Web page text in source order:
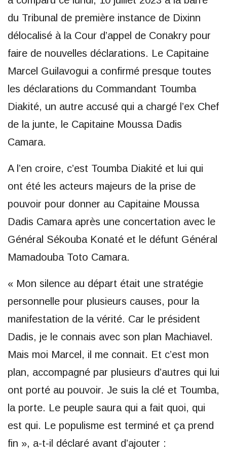
du Tribunal de première instance de Dixinn
délocalisé à la Cour d’appel de Conakry pour
faire de nouvelles déclarations. Le Capitaine
Marcel Guilavogui a confirmé presque toutes
les déclarations du Commandant Toumba
Diakité, un autre accusé qui a chargé l’ex Chef
de la junte, le Capitaine Moussa Dadis
Camara.
A l’en croire, c’est Toumba Diakité et lui qui
ont été les acteurs majeurs de la prise de
pouvoir pour donner au Capitaine Moussa
Dadis Camara après une concertation avec le
Général Sékouba Konaté et le défunt Général
Mamadouba Toto Camara.
« Mon silence au départ était une stratégie
personnelle pour plusieurs causes, pour la
manifestation de la vérité. Car le président
Dadis, je le connais avec son plan Machiavel.
Mais moi Marcel, il me connait. Et c’est mon
plan, accompagné par plusieurs d’autres qui lui
ont porté au pouvoir. Je suis la clé et Toumba,
la porte. Le peuple saura qui a fait quoi, qui
est qui. Le populisme est terminé et ça prend
fin », a-t-il déclaré avant d’ajouter :